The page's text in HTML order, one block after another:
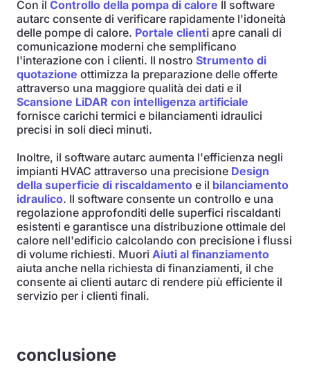
Con il Controllo della pompa di calore Il software
autarc consente di verificare rapidamente l'idoneità
delle pompe di calore. Portale clienti apre canali di
comunicazione moderni che semplificano
l'interazione con i clienti. Il nostro Strumento di
quotazione ottimizza la preparazione delle offerte
attraverso una maggiore qualità dei dati e il
Scansione LiDAR con intelligenza artificiale
fornisce carichi termici e bilanciamenti idraulici
precisi in soli dieci minuti.
Inoltre, il software autarc aumenta l'efficienza negli
impianti HVAC attraverso una precisione Design
della superficie di riscaldamento e il bilanciamento
idraulico. Il software consente un controllo e una
regolazione approfonditi delle superfici riscaldanti
esistenti e garantisce una distribuzione ottimale del
calore nell'edificio calcolando con precisione i flussi
di volume richiesti. Muori Aiuti al finanziamento
aiuta anche nella richiesta di finanziamenti, il che
consente ai clienti autarc di rendere più efficiente il
servizio per i clienti finali.
conclusione